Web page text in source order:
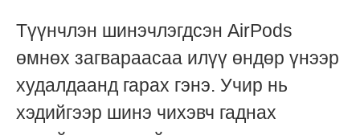
Түүнчлэн шинэчлэгдсэн AirPods
өмнөх загвараасаа илүү өндөр үнээр
худалдаанд гарах гэнэ. Учир нь
хэдийгээр шинэ чихэвч гаднах